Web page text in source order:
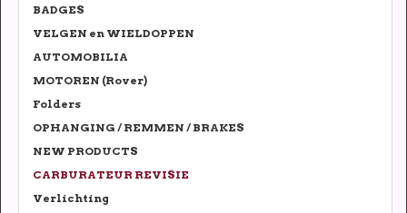
BADGES
VELGEN en WIELDOPPEN
AUTOMOBILIA
MOTOREN (Rover)
Folders
OPHANGING / REMMEN / BRAKES
NEW PRODUCTS
CARBURATEUR REVISIE
Verlichting